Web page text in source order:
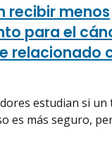
recibir menos
para el
relacionado
estudian si
es más seguro,